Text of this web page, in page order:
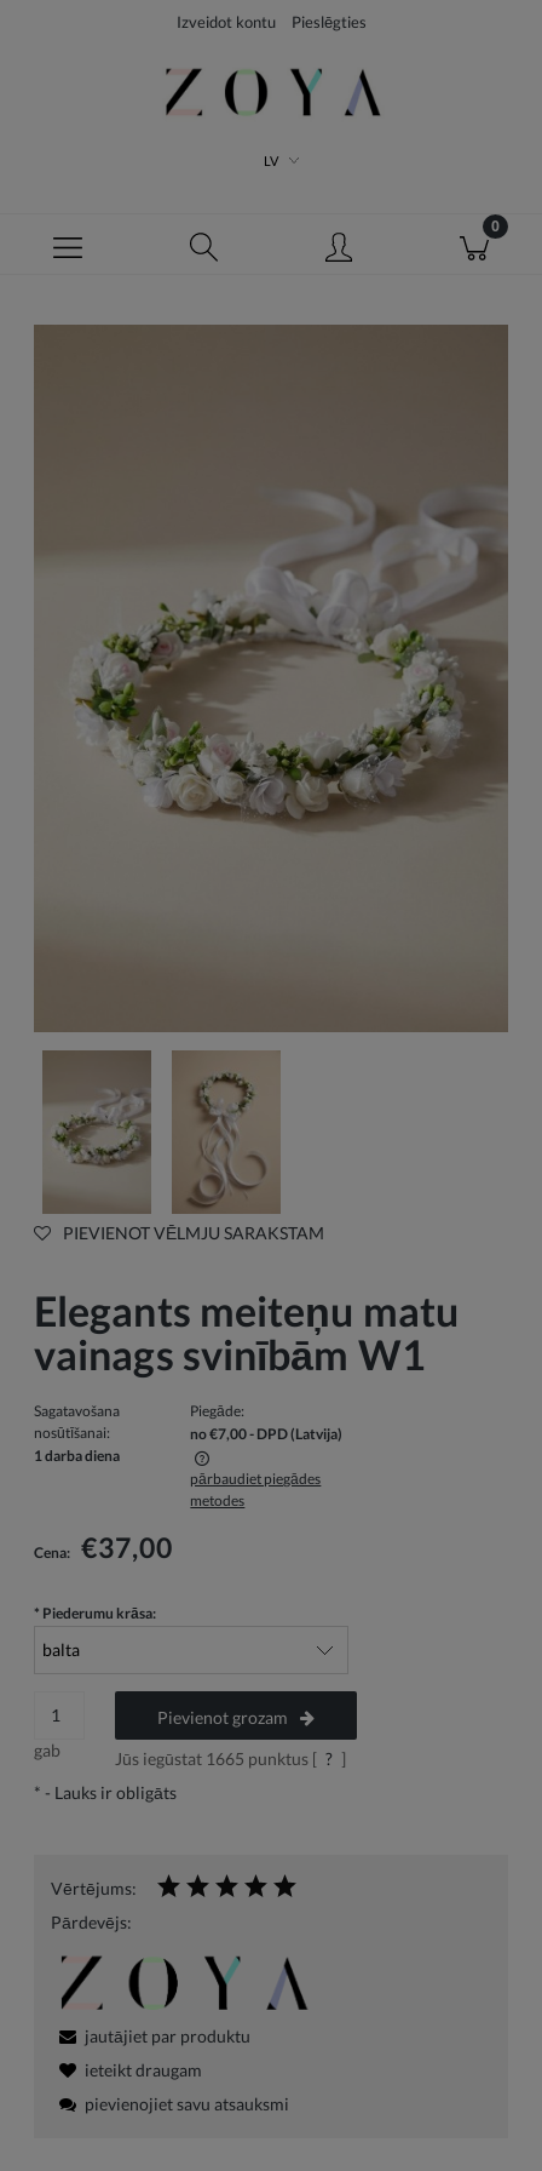
Izveidot kontu Pieslēgties
LV
PIEVIENOT VĒLMJU SARAKSTAM
Elegants meiteņu matu
vainags svinībām W1
Sagatavošana
nosūtīšanai:
1 darba diena
Piegāde:
no €7,00- DPD(Latvija)
Cenā nav iekļautas iespējamās maksājumu izmaksas
pārbaudiet piegādes
metodes
Cena: €37,00
* Piederumu krāsa:
gab
Pievienot grozam
Jūs iegūstat 1665 punktus [ ? ]
* - Lauks ir obligāts
Vērtējums:
Pārdevējs:
jautājiet par produktu
ieteikt draugam
pievienojiet savu atsauksmi